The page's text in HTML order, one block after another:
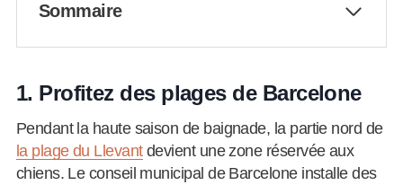
Sommaire
1. Profitez des plages de Barcelone
Pendant la haute saison de baignade, la partie nord de
la plage du Llevantdevient une zone réservée aux
chiens. Le conseil municipal de Barcelone installe des